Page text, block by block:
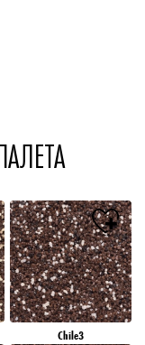
Chile3